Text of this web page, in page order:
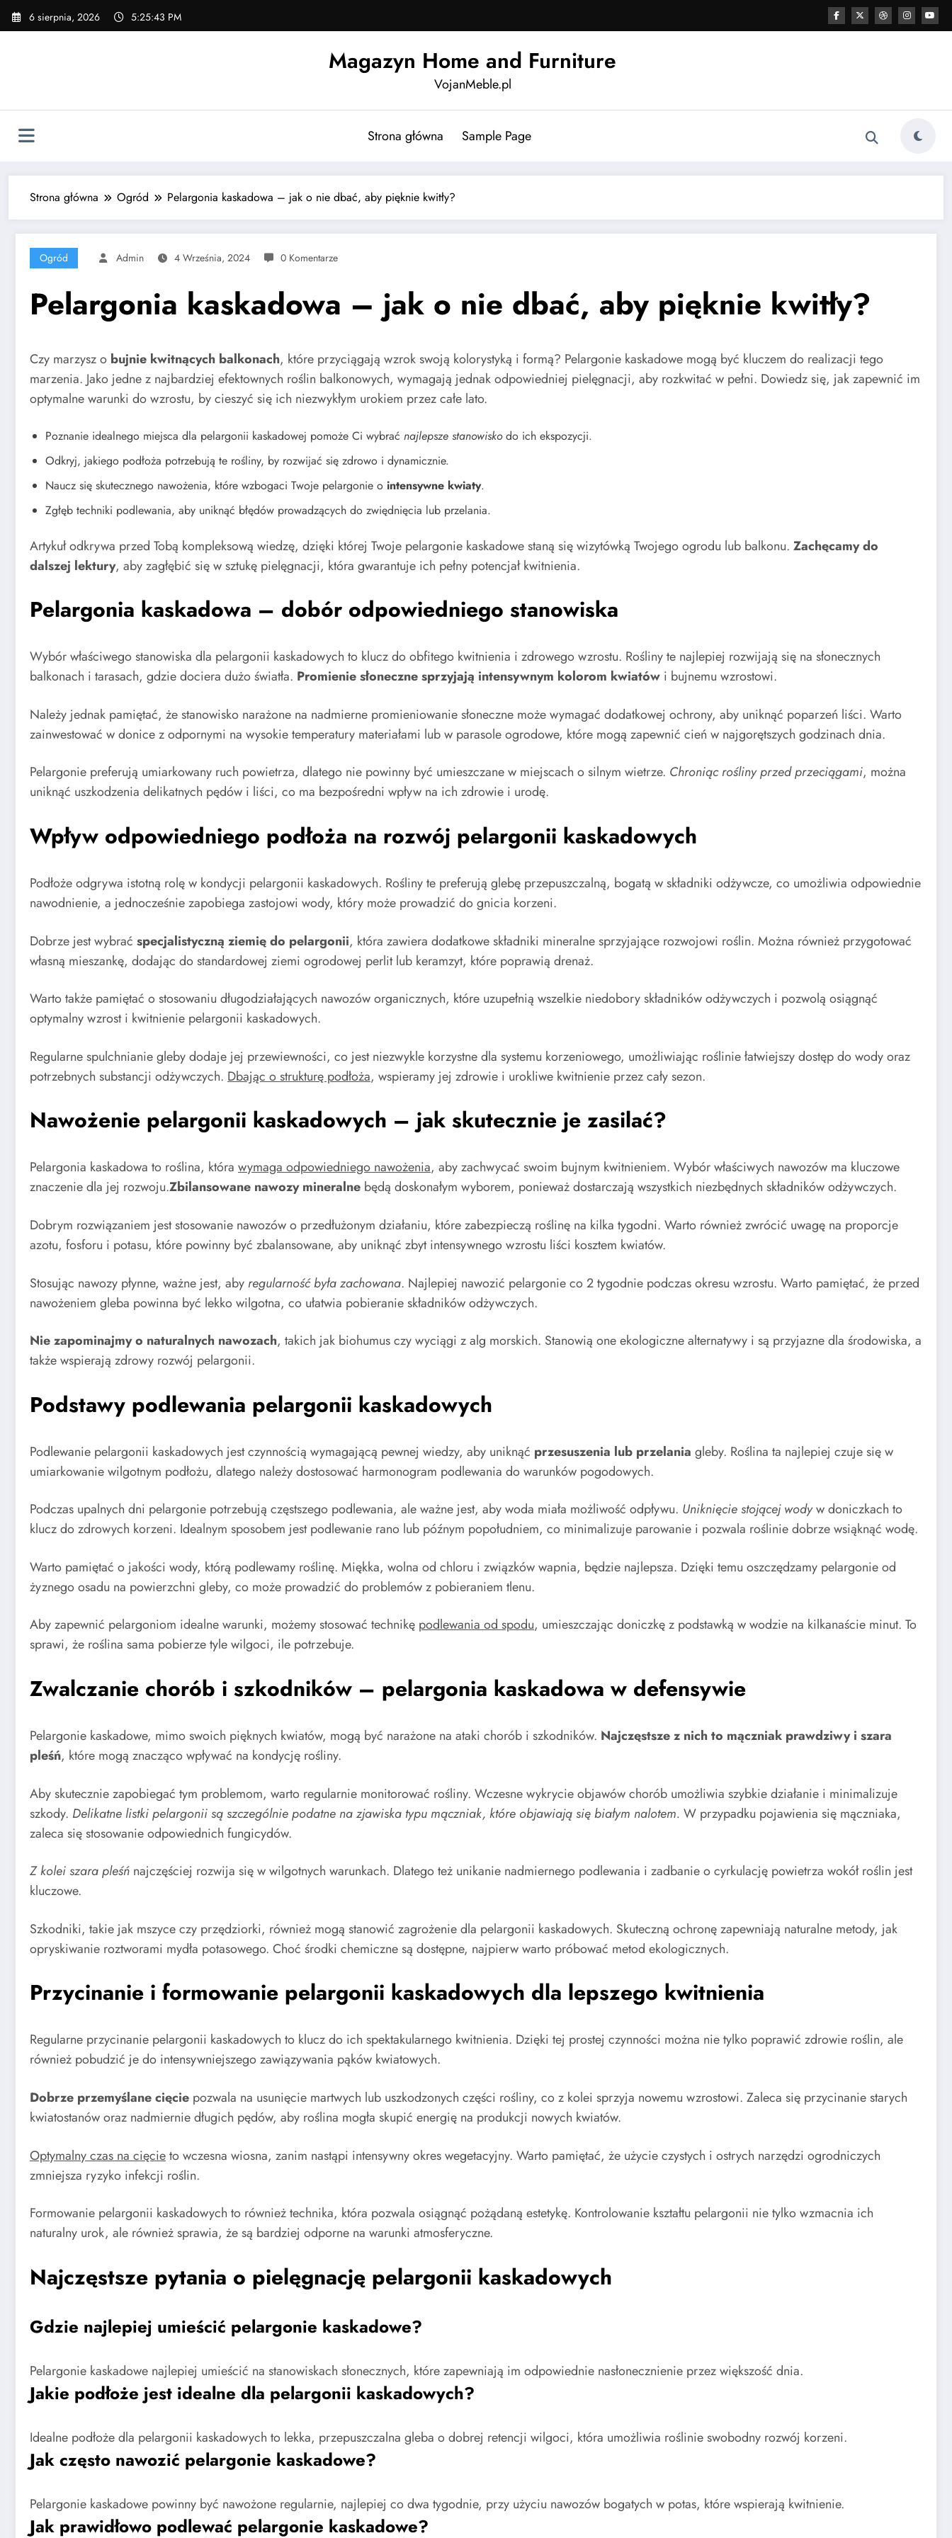
Skip
6 sierpnia, 2026 5:25:44 PM
Magazyn Home and Furniture
VojanMeble.pl
Strona główna Sample Page
Strona główna Ogród Pelargonia kaskadowa – jak o nie dbać, aby pięknie kwitły?
Ogród Admin 4 Września, 2024 0 Komentarze
Pelargonia kaskadowa – jak o nie dbać, aby pięknie kwitły?
Czy marzysz o bujnie kwitnących balkonach, które przyciągają wzrok swoją kolorystyką i formą? Pelargonie kaskadowe mogą być kluczem do realizacji tego
marzenia. Jako jedne z najbardziej efektownych roślin balkonowych, wymagają jednak odpowiedniej pielęgnacji, aby rozkwitać w pełni. Dowiedz się, jak zapewnić im
optymalne warunki do wzrostu, by cieszyć się ich niezwykłym urokiem przez całe lato.
Poznanie idealnego miejsca dla pelargonii kaskadowej pomoże Ci wybrać najlepsze stanowiskodo ich ekspozycji.
Odkryj, jakiego podłoża potrzebują te rośliny, by rozwijać się zdrowo i dynamicznie.
Naucz się skutecznego nawożenia, które wzbogaci Twoje pelargonie o intensywne kwiaty.
Zgłęb techniki podlewania, aby uniknąć błędów prowadzących do zwiędnięcia lub przelania.
Artykuł odkrywa przed Tobą kompleksową wiedzę, dzięki której Twoje pelargonie kaskadowe staną się wizytówką Twojego ogrodu lub balkonu. Zachęcamy do
dalszej lektury, aby zagłębić się w sztukę pielęgnacji, która gwarantuje ich pełny potencjał kwitnienia.
Pelargonia kaskadowa – dobór odpowiedniego stanowiska
Wybór właściwego stanowiska dla pelargonii kaskadowych to klucz do obfitego kwitnienia i zdrowego wzrostu. Rośliny te najlepiej rozwijają się na słonecznych
balkonach i tarasach, gdzie dociera dużo światła. Promienie słoneczne sprzyjają intensywnym kolorom kwiatów i bujnemu wzrostowi.
Należy jednak pamiętać, że stanowisko narażone na nadmierne promieniowanie słoneczne może wymagać dodatkowej ochrony, aby uniknąć poparzeń liści. Warto
zainwestować w donice z odpornymi na wysokie temperatury materiałami lub w parasole ogrodowe, które mogą zapewnić cień w najgorętszych godzinach dnia.
Pelargonie preferują umiarkowany ruch powietrza, dlatego nie powinny być umieszczane w miejscach o silnym wietrze. Chroniąc rośliny przed przeciągami, można
uniknąć uszkodzenia delikatnych pędów i liści, co ma bezpośredni wpływ na ich zdrowie i urodę.
Wpływ odpowiedniego podłoża na rozwój pelargonii kaskadowych
Podłoże odgrywa istotną rolę w kondycji pelargonii kaskadowych. Rośliny te preferują glebę przepuszczalną, bogatą w składniki odżywcze, co umożliwia odpowiednie
nawodnienie, a jednocześnie zapobiega zastojowi wody, który może prowadzić do gnicia korzeni.
Dobrze jest wybrać specjalistyczną ziemię do pelargonii, która zawiera dodatkowe składniki mineralne sprzyjające rozwojowi roślin. Można również przygotować
własną mieszankę, dodając do standardowej ziemi ogrodowej perlit lub keramzyt, które poprawią drenaż.
Warto także pamiętać o stosowaniu długodziałających nawozów organicznych, które uzupełnią wszelkie niedobory składników odżywczych i pozwolą osiągnąć
optymalny wzrost i kwitnienie pelargonii kaskadowych.
Regularne spulchnianie gleby dodaje jej przewiewności, co jest niezwykle korzystne dla systemu korzeniowego, umożliwiając roślinie łatwiejszy dostęp do wody oraz
potrzebnych substancji odżywczych. Dbając o strukturę podłoża, wspieramy jej zdrowie i urokliwe kwitnienie przez cały sezon.
Nawożenie pelargonii kaskadowych – jak skutecznie je zasilać?
Pelargonia kaskadowa to roślina, która wymaga odpowiedniego nawożenia, aby zachwycać swoim bujnym kwitnieniem. Wybór właściwych nawozów ma kluczowe
znaczenie dla jej rozwoju.Zbilansowane nawozy mineralne będą doskonałym wyborem, ponieważ dostarczają wszystkich niezbędnych składników odżywczych.
Dobrym rozwiązaniem jest stosowanie nawozów o przedłużonym działaniu, które zabezpieczą roślinę na kilka tygodni. Warto również zwrócić uwagę na proporcje
azotu, fosforu i potasu, które powinny być zbalansowane, aby uniknąć zbyt intensywnego wzrostu liści kosztem kwiatów.
Stosując nawozy płynne, ważne jest, aby regularność była zachowana. Najlepiej nawozić pelargonie co 2 tygodnie podczas okresu wzrostu. Warto pamiętać, że przed
nawożeniem gleba powinna być lekko wilgotna, co ułatwia pobieranie składników odżywczych.
Nie zapominajmy o naturalnych nawozach, takich jak biohumus czy wyciągi z alg morskich. Stanowią one ekologiczne alternatywy i są przyjazne dla środowiska, a
także wspierają zdrowy rozwój pelargonii.
Podstawy podlewania pelargonii kaskadowych
Podlewanie pelargonii kaskadowych jest czynnością wymagającą pewnej wiedzy, aby uniknąć przesuszenia lub przelania gleby. Roślina ta najlepiej czuje się w
umiarkowanie wilgotnym podłożu, dlatego należy dostosować harmonogram podlewania do warunków pogodowych.
Podczas upalnych dni pelargonie potrzebują częstszego podlewania, ale ważne jest, aby woda miała możliwość odpływu. Uniknięcie stojącej wodyw doniczkach to
klucz do zdrowych korzeni. Idealnym sposobem jest podlewanie rano lub późnym popołudniem, co minimalizuje parowanie i pozwala roślinie dobrze wsiąknąć wodę.
Warto pamiętać o jakości wody, którą podlewamy roślinę. Miękka, wolna od chloru i związków wapnia, będzie najlepsza. Dzięki temu oszczędzamy pelargonie od
żyznego osadu na powierzchni gleby, co może prowadzić do problemów z pobieraniem tlenu.
Aby zapewnić pelargoniom idealne warunki, możemy stosować technikę podlewania od spodu, umieszczając doniczkę z podstawką w wodzie na kilkanaście minut. To
sprawi, że roślina sama pobierze tyle wilgoci, ile potrzebuje.
Zwalczanie chorób i szkodników – pelargonia kaskadowa w defensywie
Pelargonie kaskadowe, mimo swoich pięknych kwiatów, mogą być narażone na ataki chorób i szkodników. Najczęstsze z nich to mączniak prawdziwy i szara
pleśń, które mogą znacząco wpływać na kondycję rośliny.
Aby skutecznie zapobiegać tym problemom, warto regularnie monitorować rośliny. Wczesne wykrycie objawów chorób umożliwia szybkie działanie i minimalizuje
szkody. Delikatne listki pelargonii są szczególnie podatne na zjawiska typu mączniak, które objawiają się białym nalotem. W przypadku pojawienia się mączniaka,
zaleca się stosowanie odpowiednich fungicydów.
Z kolei szara pleśń najczęściej rozwija się w wilgotnych warunkach. Dlatego też unikanie nadmiernego podlewania i zadbanie o cyrkulację powietrza wokół roślin jest
kluczowe.
Szkodniki, takie jak mszyce czy przędziorki, również mogą stanowić zagrożenie dla pelargonii kaskadowych. Skuteczną ochronę zapewniają naturalne metody, jak
opryskiwanie roztworami mydła potasowego. Choć środki chemiczne są dostępne, najpierw warto próbować metod ekologicznych.
Przycinanie i formowanie pelargonii kaskadowych dla lepszego kwitnienia
Regularne przycinanie pelargonii kaskadowych to klucz do ich spektakularnego kwitnienia. Dzięki tej prostej czynności można nie tylko poprawić zdrowie roślin, ale
również pobudzić je do intensywniejszego zawiązywania pąków kwiatowych.
Dobrze przemyślane cięcie pozwala na usunięcie martwych lub uszkodzonych części rośliny, co z kolei sprzyja nowemu wzrostowi. Zaleca się przycinanie starych
kwiatostanów oraz nadmiernie długich pędów, aby roślina mogła skupić energię na produkcji nowych kwiatów.
Optymalny czas na cięcieto wczesna wiosna, zanim nastąpi intensywny okres wegetacyjny. Warto pamiętać, że użycie czystych i ostrych narzędzi ogrodniczych
zmniejsza ryzyko infekcji roślin.
Formowanie pelargonii kaskadowych to również technika, która pozwala osiągnąć pożądaną estetykę. Kontrolowanie kształtu pelargonii nie tylko wzmacnia ich
naturalny urok, ale również sprawia, że są bardziej odporne na warunki atmosferyczne.
Najczęstsze pytania o pielęgnację pelargonii kaskadowych
Gdzie najlepiej umieścić pelargonie kaskadowe?
Pelargonie kaskadowe najlepiej umieścić na stanowiskach słonecznych, które zapewniają im odpowiednie nasłonecznienie przez większość dnia.
Jakie podłoże jest idealne dla pelargonii kaskadowych?
Idealne podłoże dla pelargonii kaskadowych to lekka, przepuszczalna gleba o dobrej retencji wilgoci, która umożliwia roślinie swobodny rozwój korzeni.
Jak często nawozić pelargonie kaskadowe?
Pelargonie kaskadowe powinny być nawożone regularnie, najlepiej co dwa tygodnie, przy użyciu nawozów bogatych w potas, które wspierają kwitnienie.
Jak prawidłowo podlewać pelargonie kaskadowe?